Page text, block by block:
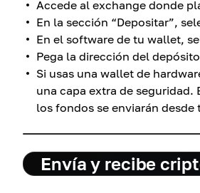
Accede al exchange donde
En la sección “Depositar”,
En el software de tu wallet,
Pega la dirección del
Si usas una wallet de
una capa extra de
los fondos se enviarán
Envía y recibe